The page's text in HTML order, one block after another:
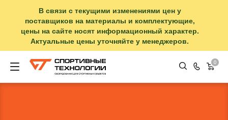
В связи с текущими изменениями цен у
поставщиков на материалы и комплектующие,
цены на сайте носят информационный характер.
Актуальные цены уточняйте у менеджеров.
0